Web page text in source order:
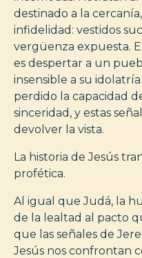
destinado a la
infidelidad: vestidos
vergüenza expuesta.
es despertar a un
insensible a su
perdido la capacidad
sinceridad, y estas
devolver la vista.
La historia de Jesús
profética.
Al igual que Judá, la
de la lealtad al pacto
que las señales de
Jesús nos confrontan